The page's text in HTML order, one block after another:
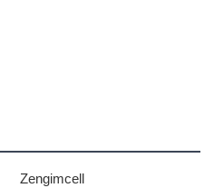
Zengimcell